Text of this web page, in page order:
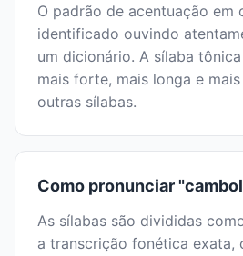
O padrão de acentuação em
identificado ouvindo
um dicionário. A sílaba
mais forte, mais longa e
outras sílabas.
Como pronunciar
As sílabas são divididas
a transcrição fonética exata,